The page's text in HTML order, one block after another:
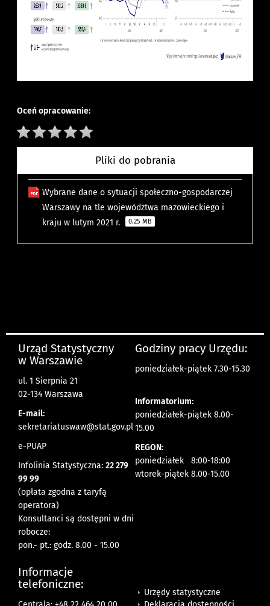
Oceń opracowanie:
Pliki do pobrania
Wybrane dane o sytuacji społeczno-gospodarczej
Warszawy na tle województwa mazowieckiego i
kraju w lutym 2021 r.
0.25 MB
Urząd Statystyczny
w Warszawie
ul. 1 Sierpnia 21
02-134 Warszawa
E-mail:
sekretariatuswaw@stat.gov.pl
e-PUAP
Infolinia Statystyczna: 22 279
99 99
(opłata zgodna z taryfą
operatora)
Konsultanci są dostępni w dni
robocze:
pon.- pt.: godz. 8.00 - 15.00
Godziny pracy Urzędu:
poniedziałek-piątek 7.30-15.30
Informatorium:
poniedziałek-piątek 8.00-
15.00
REGON:
poniedziałek 8:00-18:00
wtorek-piątek 8.00-15.00
Informacje
telefoniczne:
Urzędy statystyczne